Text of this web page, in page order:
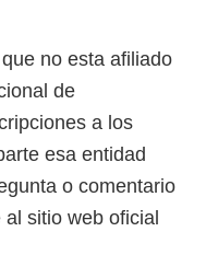
no esta afiliado
de
a los
esa entidad
o comentario
sitio web oficial